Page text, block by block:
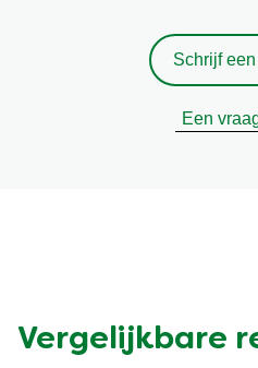
Schrijf
Een
Vergelijkbare